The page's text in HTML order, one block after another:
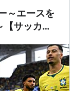
～エースを
【サッカ